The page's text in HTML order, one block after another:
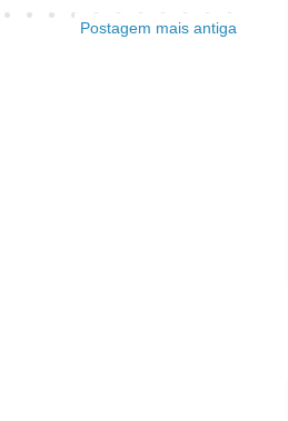
Postagem mais antiga